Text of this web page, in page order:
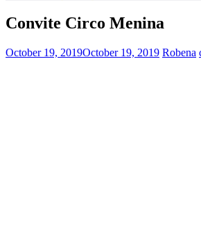
Convite Circo Menina
October 19, 2019October 19, 2019 Robena